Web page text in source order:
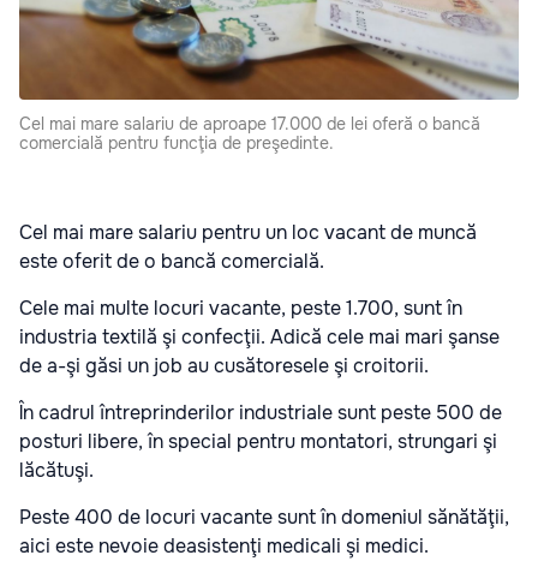
Cel mai mare salariu de aproape 17.000 de lei oferă o bancă
comercială pentru funcţia de preşedinte.
Cel mai mare salariu pentru un loc vacant de muncă
este oferit de o bancă comercială.
Cele mai multe locuri vacante, peste 1.700, sunt în
industria textilă şi confecţii. Adică cele mai mari şanse
de a-şi găsi un job au cusătoresele şi croitorii.
În cadrul întreprinderilor industriale sunt peste 500 de
posturi libere, în special pentru montatori, strungari şi
lăcătuşi.
Peste 400 de locuri vacante sunt în domeniul sănătăţii,
aici este nevoie deasistenţi medicali şi medici.